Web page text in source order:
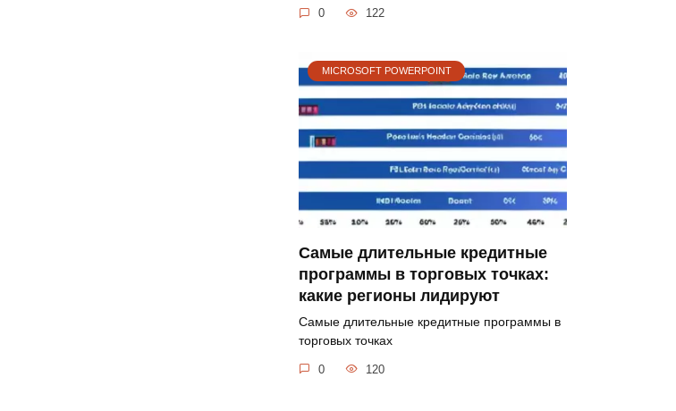
0 122
MICROSOFT POWERPOINT
Самые длительные кредитные
программы в торговых точках:
какие регионы лидируют
Самые длительные кредитные программы в
торговых точках
0 120